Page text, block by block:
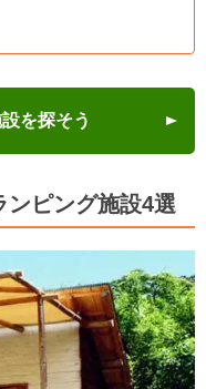
を探そう
ンピング施設4選